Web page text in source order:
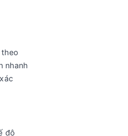
nhanh
độ